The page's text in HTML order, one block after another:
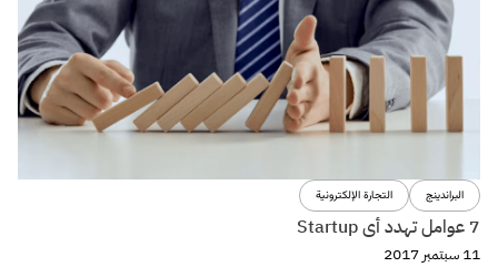
البراندينج التجارة الإلكترونية
7 عوامل تهدد أى Startup
11 سبتمبر 2017